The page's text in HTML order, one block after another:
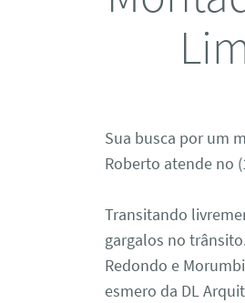
Sua busca por um
Roberto atende no
Transitando
gargalos no
Redondo e
esmero da DL